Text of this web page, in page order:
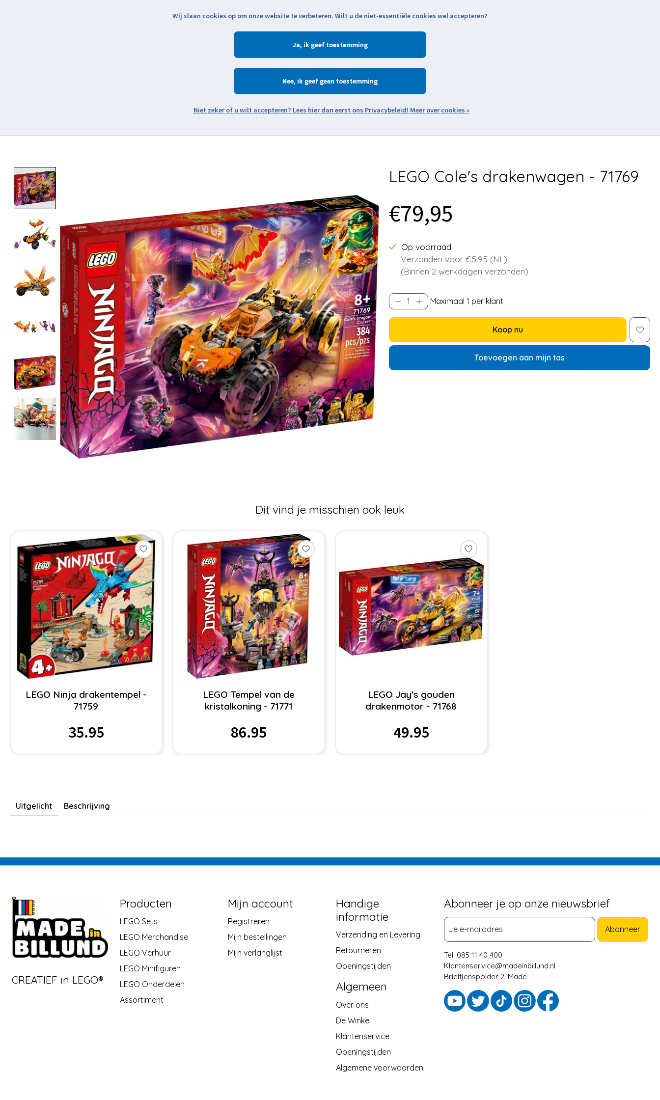
Zoeken
LEGO Cole's drakenwagen - 71769
€79,95
Op voorraad
Verzonden voor €5.95 (NL)
(Binnen 2 werkdagen verzonden)
Maximaal 1 per klant
Koop nu
Toevoegen aan mijn tas
Dit vind je misschien ook leuk
Items van productcarrousel
LEGO Ninja drakentempel -
71759
35.95
LEGO Tempel van de
kristalkoning - 71771
86.95
LEGO Jay's gouden
drakenmotor - 71768
49.95
Uitgelicht Beschrijving
CREATIEF in LEGO®
Producten
LEGO Sets
LEGO Merchandise
LEGO Verhuur
LEGO Minifiguren
LEGO Onderdelen
Assortiment
Mijn account
Registreren
Mijn bestellingen
Mijn verlanglijst
Handige
informatie
Verzending en Levering
Retourneren
Openingstijden
Algemeen
Over ons
De Winkel
Klantenservice
Openingstijden
Algemene voorwaarden
Abonneer je op onze nieuwsbrief
Abonneer
Tel. 085 11 40 400
Klantenservice@madeinbillund.nl
Brieltjenspolder 2, Made
Wij slaan cookies op om onze website te verbeteren. Wilt u de niet-essentiële cookies wel accepteren?
Ja
Nee
Meer over cookies »